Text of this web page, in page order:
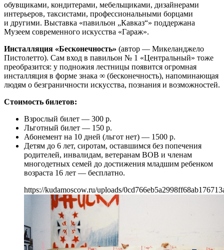
обувщиками, кондитерами, мебельщиками, дизайнерами
интерьеров, таксистами, профессиональными борцами
и другими. Выставка «павильон „Кавказ“» поддержана
Музеем современного искусства «Гараж».
Инсталляция «Бесконечность» (автор — Микеланджело
Пистолетто). Сам вход в павильон № 1 «Центральный» тоже
преобразится: у подножия лестницы появится огромная
инсталляция в форме знака ∞ (бесконечность), напоминающая
людям о безграничности искусства, познания и возможностей.
Стоимость билетов:
Взрослый билет — 300 р.
Льготный билет — 150 р.
Абонемент на 10 дней (льгот нет) — 1500 р.
Детям до 6 лет, сиротам, оставшимся без попечения
родителей, инвалидам, ветеранам ВОВ и членам
многодетных семей до достижения младшим ребенком
возраста 16 лет — бесплатно.
https://kudamoscow.ru/uploads/